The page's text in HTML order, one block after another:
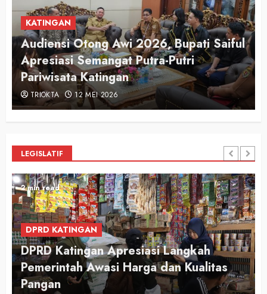
KATINGAN
Audiensi Otong Awi 2026, Bupati Saiful
Apresiasi Semangat Putra-Putri
Pariwisata Katingan
TRIOKTA 12 MEI 2026
LEGISLATIF
2 min read
DPRD KATINGAN
DPRD Katingan Apresiasi Langkah
Pemerintah Awasi Harga dan Kualitas
Pangan